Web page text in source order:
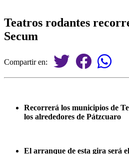
Teatros rodantes
Secum
Compartir en:
Recorrerá los municipios de
los alrededores de Pátzcuaro
El arranque de esta gira será